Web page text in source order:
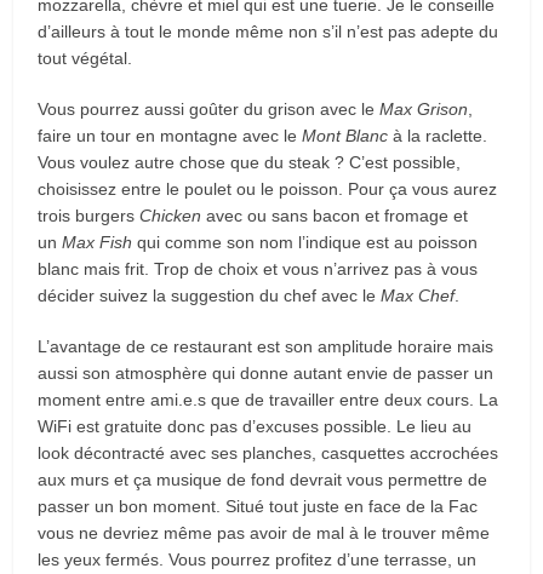
mozzarella, chèvre et miel qui est une tuerie. Je le conseille
d’ailleurs à tout le monde même non s’il n’est pas adepte du
tout végétal.
Vous pourrez aussi goûter du grison avec leMax Grison
faire un tour en montagne avec leMont Blanc à la raclette.
Vous voulez autre chose que du steak ? C’est possible,
choisissez entre le poulet ou le poisson. Pour ça vous aurez
trois burgersChicken avec ou sans bacon et fromage et
unMax Fishqui comme son nom l’indique est au poisson
blanc mais frit. Trop de choix et vous n’arrivez pas à vous
décider suivez la suggestion du chef avec leMax Chef.
L’avantage de ce restaurant est son amplitude horaire mais
aussi son atmosphère qui donne autant envie de passer un
moment entre ami.e.s que de travailler entre deux cours. La
WiFi est gratuite donc pas d’excuses possible. Le lieu au
look décontracté avec ses planches, casquettes accrochées
aux murs et ça musique de fond devrait vous permettre de
passer un bon moment. Situé tout juste en face de la Fac
vous ne devriez même pas avoir de mal à le trouver même
les yeux fermés. Vous pourrez profitez d’une terrasse, un